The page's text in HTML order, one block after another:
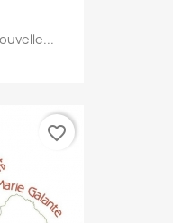
favorite_border